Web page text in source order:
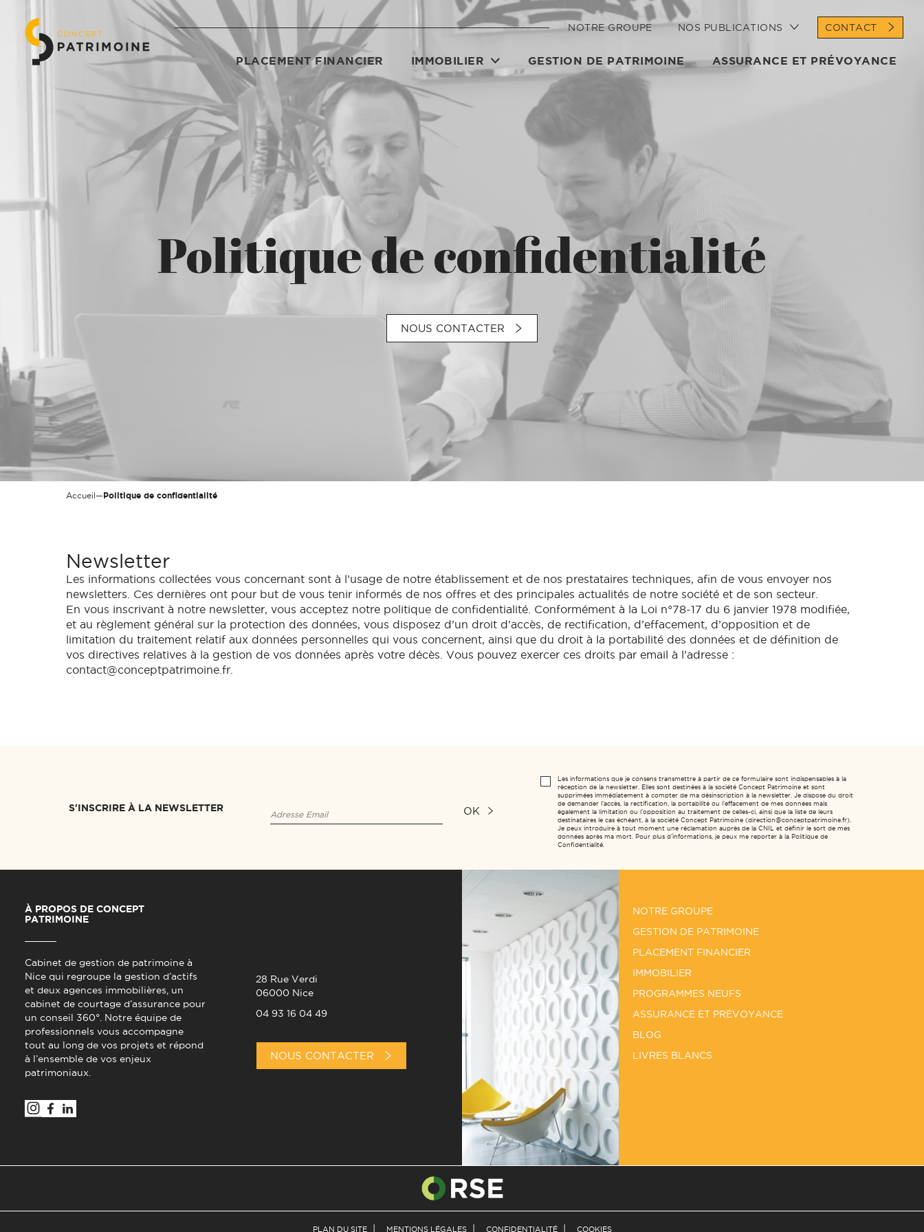
NOTRE GROUPE NOS PUBLICATIONS CONTACT
PLACEMENT FINANCIER IMMOBILIER GESTION DE PATRIMOINE ASSURANCE ET PRÉVOYANCE
Politique de confidentialité
NOUS CONTACTER
Accueil—Politique de confidentialité
Newsletter
Les informations collectées vous concernant sont à l’usage de notre établissement et de nos prestataires techniques, afin de vous envoyer nos
newsletters. Ces dernières ont pour but de vous tenir informés de nos offres et des principales actualités de notre société et de son secteur.
En vous inscrivant à notre newsletter, vous acceptez notre politique de confidentialité. Conformément à la Loi n°78-17 du 6 janvier 1978 modifiée,
et au règlement général sur la protection des données, vous disposez d’un droit d’accès, de rectification, d’effacement, d’opposition et de
limitation du traitement relatif aux données personnelles qui vous concernent, ainsi que du droit à la portabilité des données et de définition de
vos directives relatives à la gestion de vos données après votre décès. Vous pouvez exercer ces droits par email à l’adresse :
contact@conceptpatrimoine.fr
S'INSCRIRE À LA NEWSLETTER OK
Les informations que je consens transmettre à partir de ce formulaire sont indispensables à la
réception de la newsletter. Elles sont destinées à la société Concept Patrimoine et sont
supprimées immédiatement à compter de ma désinscription à la newsletter. Je dispose du droit
de demander l’accès, la rectification, la portabilité ou l’effacement de mes données mais
également la limitation ou l’opposition au traitement de celles-ci, ainsi que la liste de leurs
destinataires le cas échéant, à la société Concept Patrimoine (direction@conceptpatrimoine.fr).
Je peux introduire à tout moment une réclamation auprès de la CNIL et définir le sort de mes
données après ma mort. Pour plus d’informations, je peux me reporter à la Politique de
Confidentialité.
À PROPOS DE CONCEPT
PATRIMOINE
Cabinet de gestion de patrimoine à
Nice qui regroupe la gestion d’actifs
et deux agences immobilières, un
cabinet de courtage d’assurance pour
un conseil 360°. Notre équipe de
professionnels vous accompagne
tout au long de vos projets et répond
à l’ensemble de vos enjeux
patrimoniaux.
28 Rue Verdi
06000 Nice
04 93 16 04 49
NOUS CONTACTER
NOTRE GROUPE
GESTION DE PATRIMOINE
PLACEMENT FINANCIER
IMMOBILIER
PROGRAMMES NEUFS
ASSURANCE ET PRÉVOYANCE
BLOG
LIVRES BLANCS
PLAN DU SITE MENTIONS LÉGALES CONFIDENTIALITÉ COOKIES